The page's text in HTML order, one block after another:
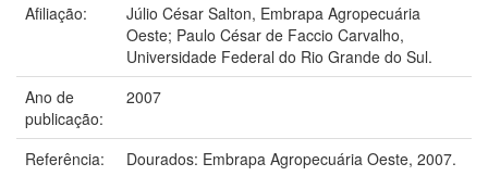
Afiliação:
Júlio César Salton, Embrapa Agropecuária
Oeste; Paulo César de Faccio Carvalho,
Universidade Federal do Rio Grande do Sul.
Ano de
publicação:
2007
Referência:
Dourados: Embrapa Agropecuária Oeste, 2007.